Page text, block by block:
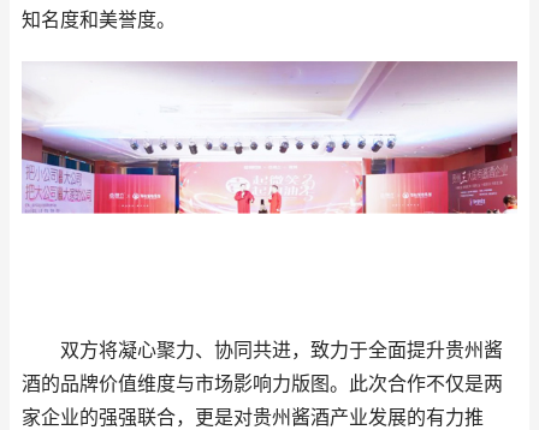
知名度和美誉度。
双方将凝心聚力、协同共进，致力于全面提升贵州酱
酒的品牌价值维度与市场影响力版图。此次合作不仅是两
家企业的强强联合，更是对贵州酱酒产业发展的有力推